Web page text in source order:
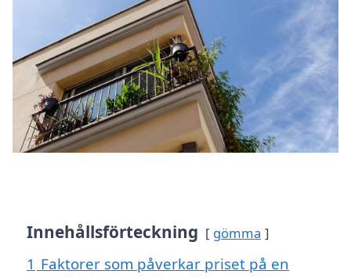
Innehållsförteckning gömma
1 Faktorer som påverkar priset på en